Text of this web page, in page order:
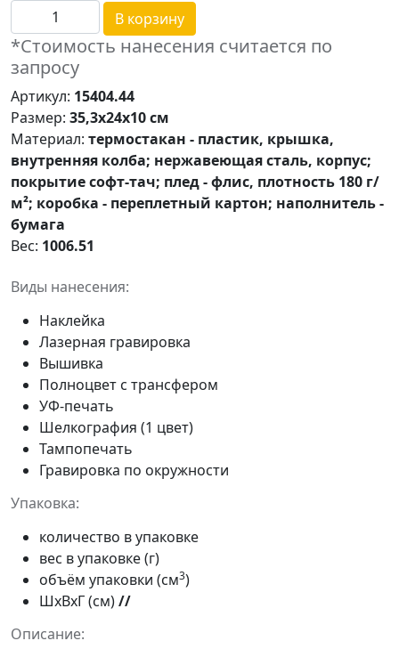
В корзину
*Стоимость нанесения считается по
запросу
Артикул: 15404.44
Размер: 35,3х24х10 см
Материал: термостакан - пластик, крышка,
внутренняя колба; нержавеющая сталь, корпус;
покрытие софт-тач; плед - флис, плотность 180 г/
м²; коробка - переплетный картон; наполнитель -
бумага
Вес: 1006.51
Виды нанесения:
Наклейка
Лазерная гравировка
Вышивка
Полноцвет с трансфером
УФ-печать
Шелкография (1 цвет)
Тампопечать
Гравировка по окружности
Упаковка:
количество в упаковке
вес в упаковке (г)
объём упаковки (см3)
ШxВxГ (см)//
Описание: